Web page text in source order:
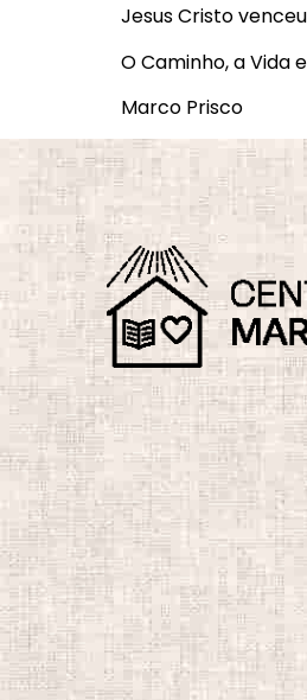
Jesus Cristo
O Caminho, a Vida
Marco Prisco